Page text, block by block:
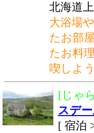
北海道
大浴場
たお部
たお料
喫しよ
[じゃ
スデ
[ 宿泊